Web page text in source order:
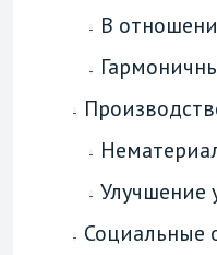
В
Улучшение
Социальные